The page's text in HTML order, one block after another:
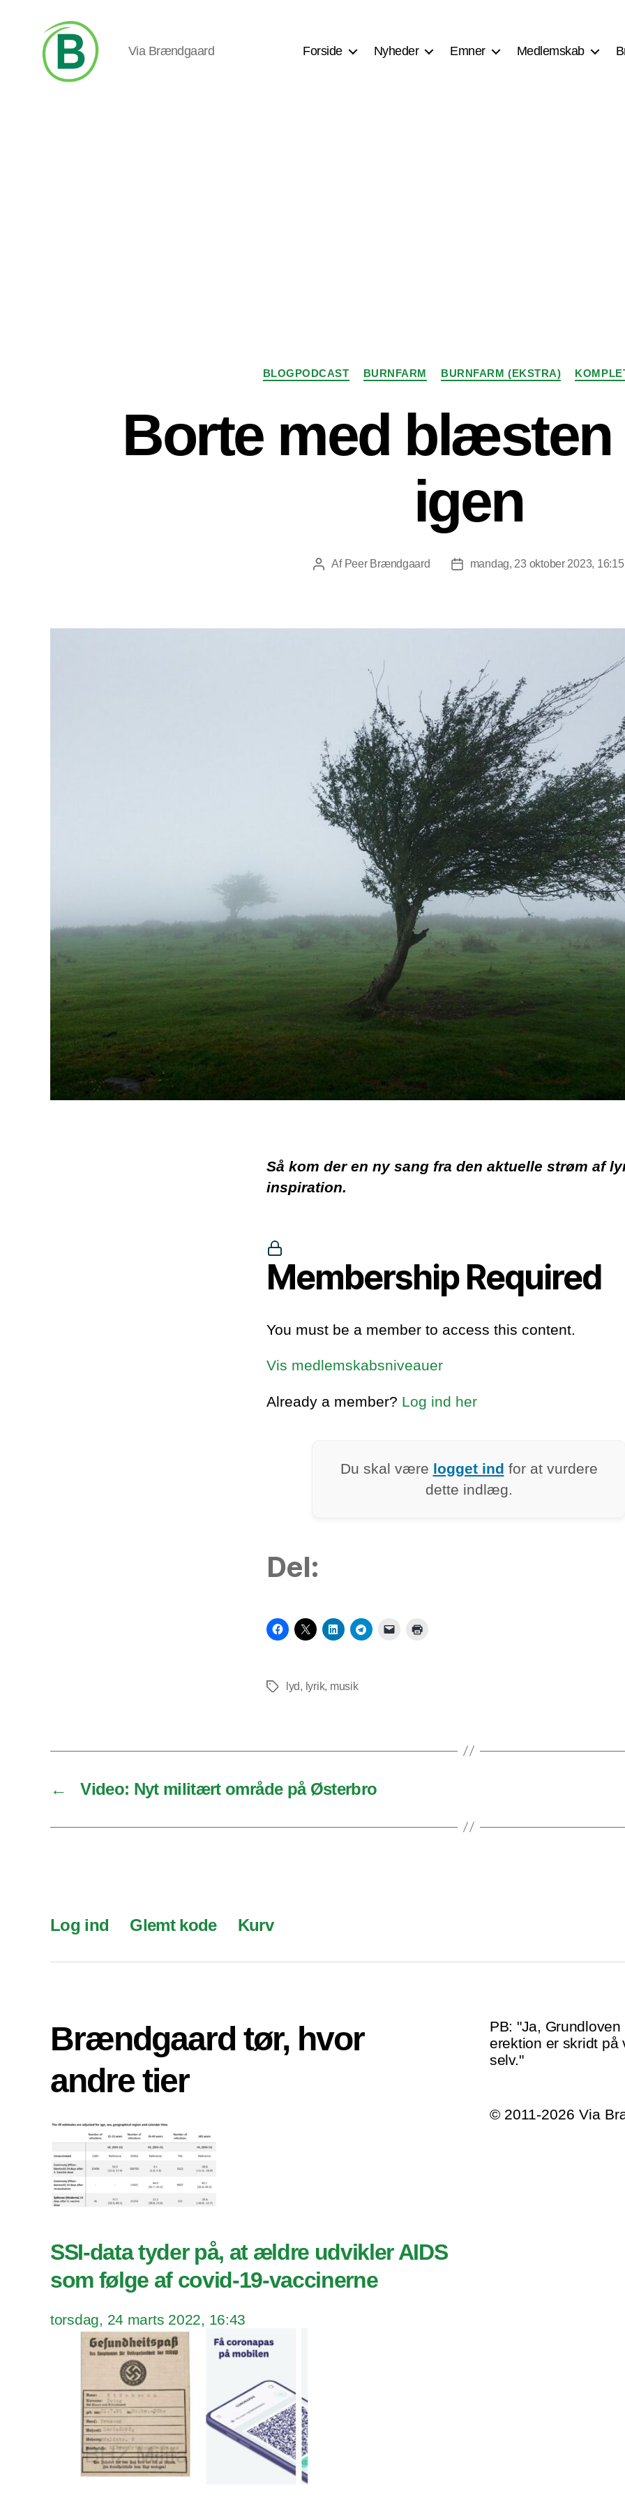
Via Brændgaard Forside Nyheder Emner Medlemskab
Kategorier
BLOGPODCAST BURNFARM BURNFARM (EKSTRA)
Borte med blæsten
igen
Indlægsforfatter
Af Peer Brændgaard Indlægsdato
mandag, 23 oktober 2023, 16:15
Så kom der en ny sang fra den aktuelle strøm af
inspiration.
Membership Required
You must be a member to access this content.
Vis medlemskabsniveauer
Already a member? Log ind her
Du skal være logget ind for at vurdere
dette indlæg.
Del:
Tagslyd, lyrik, musik
← Video: Nyt militært område på Østerbro
Log ind Glemt kode Kurv
Brændgaard tør, hvor
andre tier
SSI-data tyder på, at ældre udvikler AIDS
som følge af covid-19-vaccinerne
torsdag, 24 marts 2022, 16:43
PB: "Ja,
erektion er skridt
selv."
© 2011-2026 Via